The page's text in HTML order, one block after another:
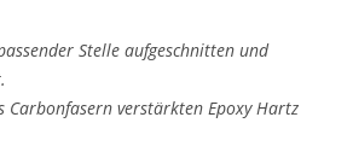
Stelle aufgeschnitten und
Carbonfasern verstärkten Epoxy Hartz